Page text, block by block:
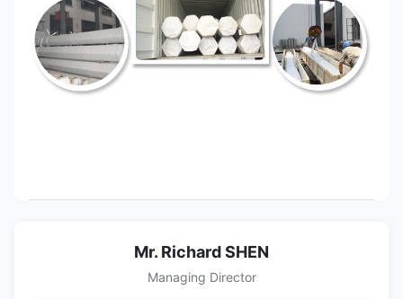
Mr. Richard SHEN
Managing Director